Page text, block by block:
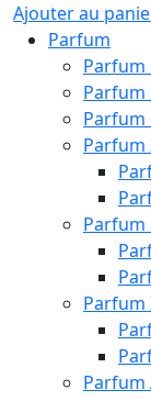
Ajouter au
Parfum
Parfum
Parfum
Parfum
Parfum
Parfum
Parfum
Parfum